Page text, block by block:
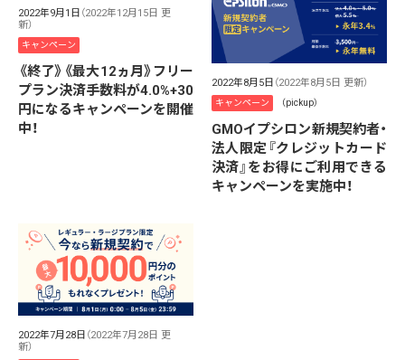
2022年9月1日 （2022年12月15日 更
新）
キャンペーン
《終了》《最大12ヵ月》フリー
プラン決済手数料が4.0%+30
円になるキャンペーンを開催
中！
2022年8月5日 （2022年8月5日 更新）
キャンペーン （pickup）
GMOイプシロン新規契約者・
法人限定『クレジットカード
決済』をお得にご利用できる
キャンペーンを実施中！
2022年7月28日 （2022年7月28日 更
新）